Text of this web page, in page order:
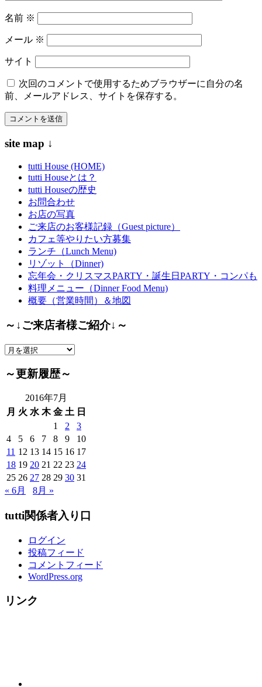
名前 ※
メール ※
サイト
次回のコメントで使用するためブラウザーに自分の名
前、メールアドレス、サイトを保存する。
site map ↓
tutti House (HOME)
tutti Houseとは？
tutti Houseの歴史
お問合わせ
お店の写真
ご来店のお客様記録（Guest picture）
カフェ等やりたい方募集
ランチ（Lunch Menu)
リゾット（Dinner)
忘年会・クリスマスPARTY・誕生日PARTY・コンパも
料理メニュー（Dinner Food Menu)
概要（営業時間）＆地図
～↓ご来店者様ご紹介↓～
～
ご
者
ご
介
↓
～
～更新履歴～
2016年7月
月 火 水 木 金 土 日
1
2
3
4
5 6 7 8 9
10
11 12 13 14 15 16 17
18 19 20 21 22 23 24
25 26 27 28 29 30 31
« 6月
8月 »
tutti関係者入り口
ログイン
投稿フィード
コメントフィード
WordPress.org
リンク